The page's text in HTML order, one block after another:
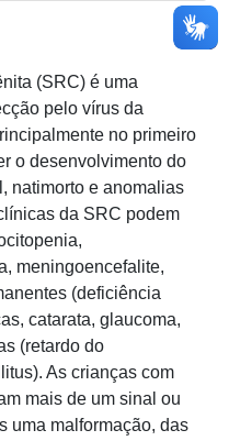
(SRC) é uma
pelo vírus da
no primeiro
o desenvolvimento do
natimorto e anomalias
da SRC podem
meningoencefalite,
(deficiência
catarata, glaucoma,
(retardo do
As crianças com
mais de um sinal ou
uma malformação, das